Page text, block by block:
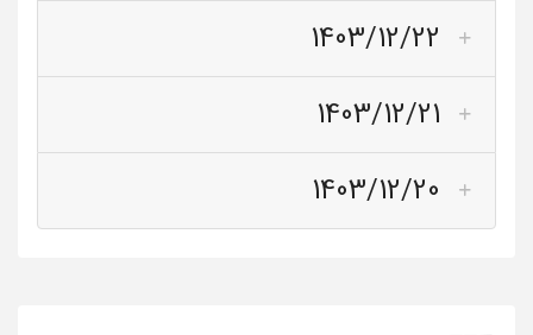
1403/12/22
1403/12/21
1403/12/20